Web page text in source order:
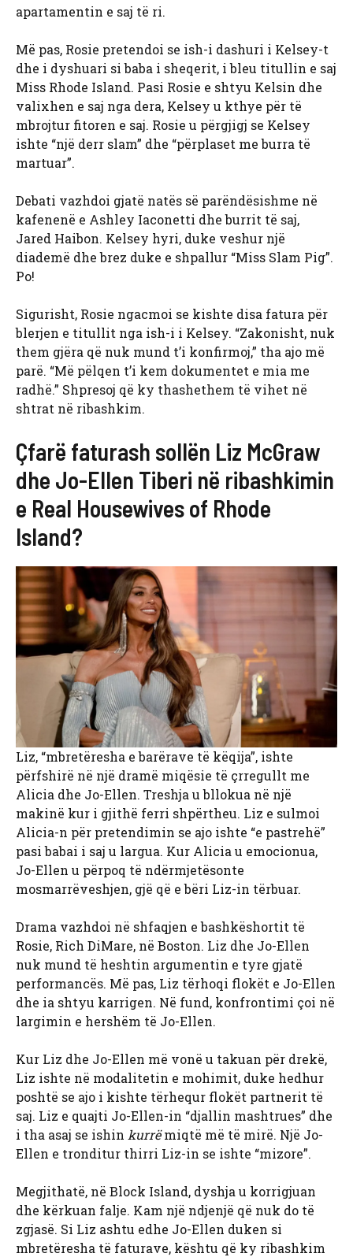
apartamentin e saj të ri.
Më pas, Rosie pretendoi se ish-i dashuri i Kelsey-t
dhe i dyshuari si baba i sheqerit, i bleu titullin e saj
Miss Rhode Island. Pasi Rosie e shtyu Kelsin dhe
valixhen e saj nga dera, Kelsey u kthye për të
mbrojtur fitoren e saj. Rosie u përgjigj se Kelsey
ishte “një derr slam” dhe “përplaset me burra të
martuar”.
Debati vazhdoi gjatë natës së parëndësishme në
kafenenë e Ashley Iaconetti dhe burrit të saj,
Jared Haibon. Kelsey hyri, duke veshur një
diademë dhe brez duke e shpallur “Miss Slam Pig”.
Po!
Sigurisht, Rosie ngacmoi se kishte disa fatura për
blerjen e titullit nga ish-i i Kelsey. “Zakonisht, nuk
them gjëra që nuk mund t’i konfirmoj,” tha ajo më
parë. “Më pëlqen t’i kem dokumentet e mia me
radhë.” Shpresoj që ky thashethem të vihet në
shtrat në ribashkim.
Çfarë faturash sollën Liz McGraw
dhe Jo-Ellen Tiberi në ribashkimin
e Real Housewives of Rhode
Island?
Liz, “mbretëresha e barërave të këqija”, ishte
përfshirë në një dramë miqësie të çrregullt me ​​
Alicia dhe Jo-Ellen. Treshja u bllokua në një
makinë kur i gjithë ferri shpërtheu. Liz e sulmoi
Alicia-n për pretendimin se ajo ishte “e pastrehë”
pasi babai i saj u largua. Kur Alicia u emocionua,
Jo-Ellen u përpoq të ndërmjetësonte
mosmarrëveshjen, gjë që e bëri Liz-in tërbuar.
Drama vazhdoi në shfaqjen e bashkëshortit të
Rosie, Rich DiMare, në Boston. Liz dhe Jo-Ellen
nuk mund të heshtin argumentin e tyre gjatë
performancës. Më pas, Liz tërhoqi flokët e Jo-Ellen
dhe ia shtyu karrigen. Në fund, konfrontimi çoi në
largimin e hershëm të Jo-Ellen.
Kur Liz dhe Jo-Ellen më vonë u takuan për drekë,
Liz ishte në modalitetin e mohimit, duke hedhur
poshtë se ajo i kishte tërhequr flokët partnerit të
saj. Liz e quajti Jo-Ellen-in “djallin mashtrues” dhe
i tha asaj se ishin kurrëmiqtë më të mirë. Një Jo-
Ellen e tronditur thirri Liz-in se ishte “mizore”.
Megjithatë, në Block Island, dyshja u korrigjuan
dhe kërkuan falje. Kam një ndjenjë që nuk do të
zgjasë. Si Liz ashtu edhe Jo-Ellen duken si
mbretëresha të faturave, kështu që ky ribashkim